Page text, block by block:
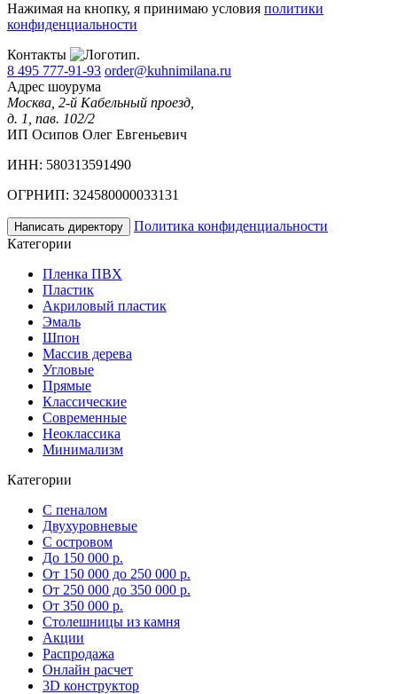
Нажимая на кнопку, я принимаю условия политики
конфиденциальности
Контакты
8 495 777-91-93 order@kuhnimilana.ru
Адрес шоурума
Москва, 2-й Кабельный проезд,
д. 1, пав. 102/2
ИП Осипов Олег Евгеньевич
ИНН: 580313591490
ОГРНИП: 324580000033131
Написать директору
Политика конфиденциальности
Категории
Пленка ПВХ
Пластик
Акриловый пластик
Эмаль
Шпон
Массив дерева
Угловые
Прямые
Классические
Современные
Неоклассика
Минимализм
Категории
С пеналом
Двухуровневые
С островом
До 150 000 р.
От 150 000 до 250 000 р.
От 250 000 до 350 000 р.
От 350 000 р.
Столешницы из камня
Акции
Распродажа
Онлайн расчет
3D конструктор